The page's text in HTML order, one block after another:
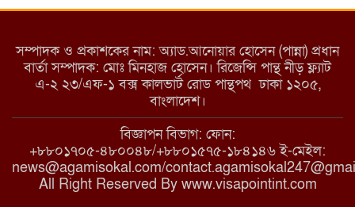
মরণ নেশা
মাধবপুরে কমিউনিটি ক্লিনিকে
অনিয়মের অভিযোগ
রাজবাড়ী: বালিয়াকান্দিতে কিশোরীর
ঝুলন্ত মরদেহ উদ্ধার
সম্পাদক ও প্রকাশকের নাম: অ্যাড.আনোয়ার হোসেন (পান্না) প্রধান
বার্তা সম্পাদক: মোঃ মিনহাজ হোসেন। রিজেন্সি পান্থ নীড় ফ্ল্যাট
এ-২ ২৩/এফ-১ বক্স কালভার্ট রোড পান্থপথ ঢাকা ১২০৫,
বাংলাদেশ।
বিজ্ঞাপন বিভাগ: ফোন:
+৮৮০১৭০৫-৪৮০০৪৮/+৮৮০১৫৭৫-১৮৪১৪৬ ই-মেইল:
news@agamisokal.com/
All Right Reserved By www.visapointint.com